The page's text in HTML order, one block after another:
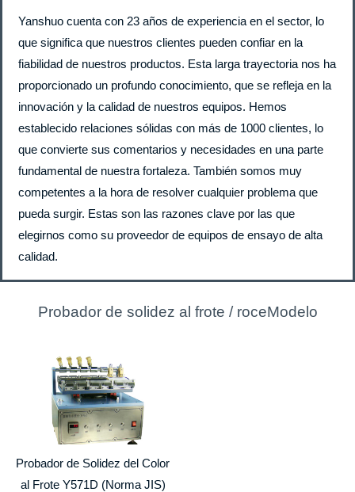
Yanshuo cuenta con 23 años de experiencia en el sector, lo
que significa que nuestros clientes pueden confiar en la
fiabilidad de nuestros productos. Esta larga trayectoria nos ha
proporcionado un profundo conocimiento, que se refleja en la
innovación y la calidad de nuestros equipos. Hemos
establecido relaciones sólidas con más de 1000 clientes, lo
que convierte sus comentarios y necesidades en una parte
fundamental de nuestra fortaleza. También somos muy
competentes a la hora de resolver cualquier problema que
pueda surgir. Estas son las razones clave por las que
elegirnos como su proveedor de equipos de ensayo de alta
calidad.
Probador de solidez al frote / roceModelo
Probador de Solidez del Color
al Frote Y571D (Norma JIS)